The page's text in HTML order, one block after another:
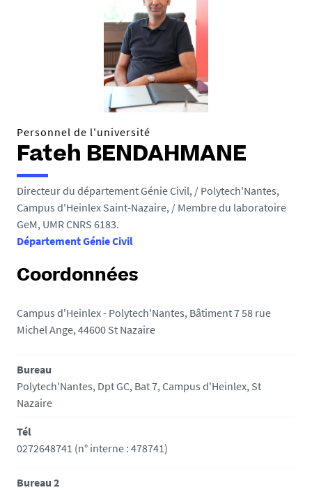
Personnel de l'université
Fateh BENDAHMANE
Directeur du département Génie Civil, / Polytech'Nantes,
Campus d'Heinlex Saint-Nazaire, / Membre du laboratoire
GeM, UMR CNRS 6183.
Département Génie Civil
Coordonnées
Campus d'Heinlex - Polytech'Nantes, Bâtiment 7 58 rue
Michel Ange, 44600 St Nazaire
Bureau
Polytech'Nantes, Dpt GC, Bat 7, Campus d'Heinlex, St
Nazaire
Tél
0272648741 (n° interne : 478741)
Bureau 2